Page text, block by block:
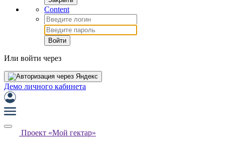
Content
Войти
Или войти через
Демо личного кабинета
Проект «Мой гектар»